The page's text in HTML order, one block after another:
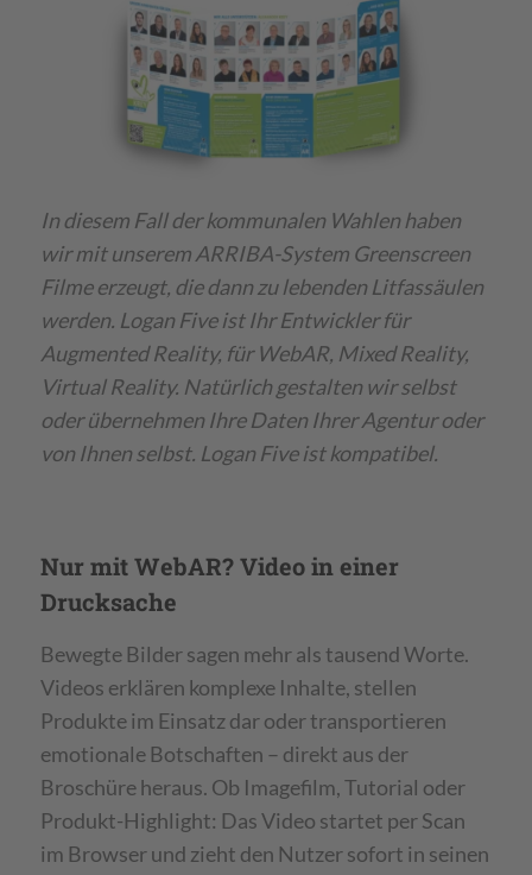
In diesem Fall der kommunalen Wahlen haben
wir mit unserem ARRIBA-System Greenscreen
Filme erzeugt, die dann zu lebenden Litfassäulen
werden. Logan Five ist Ihr Entwickler für
Augmented Reality, für WebAR, Mixed Reality,
Virtual Reality. Natürlich gestalten wir selbst
oder übernehmen Ihre Daten Ihrer Agentur oder
von Ihnen selbst. Logan Five ist kompatibel.
Nur mit WebAR? Video in einer
Drucksache
Bewegte Bilder sagen mehr als tausend Worte.
Videos erklären komplexe Inhalte, stellen
Produkte im Einsatz dar oder transportieren
emotionale Botschaften – direkt aus der
Broschüre heraus. Ob Imagefilm, Tutorial oder
Produkt-Highlight: Das Video startet per Scan
im Browser und zieht den Nutzer sofort in seinen